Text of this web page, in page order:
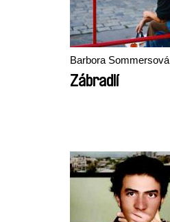
Barbora Sommersová
Zábradlí